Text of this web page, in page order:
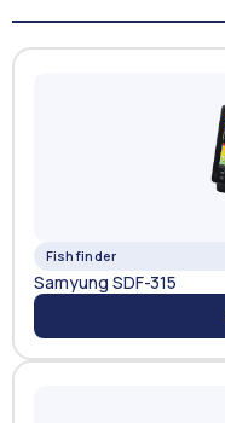
Fishfinder
Samyung SDF-315